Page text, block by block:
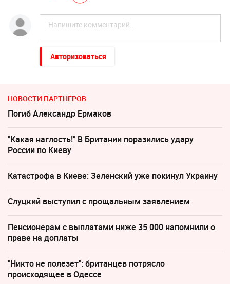
Авторизоваться
НОВОСТИ ПАРТНЕРОВ
Погиб Александр Ермаков
"Какая наглость!" В Британии поразились удару
России по Киеву
Катастрофа в Киеве: Зеленский уже покинул Украину
Слуцкий выступил с прощальным заявлением
Пенсионерам с выплатами ниже 35 000 напомнили о
праве на доплаты
"Никто не полезет": британцев потрясло
происходящее в Одессе